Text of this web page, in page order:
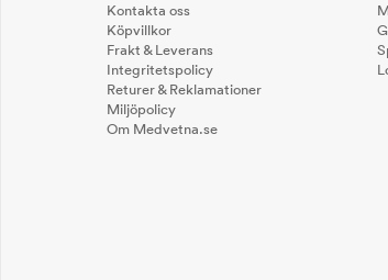
Kontakta oss
Köpvillkor
Frakt & Leverans
Integritetspolicy
Returer & Reklamationer
Miljöpolicy
Om Medvetna.se